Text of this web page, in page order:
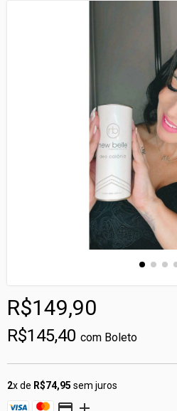
R$149,90
R$145,40 com Boleto
2x de R$74,95 sem juros